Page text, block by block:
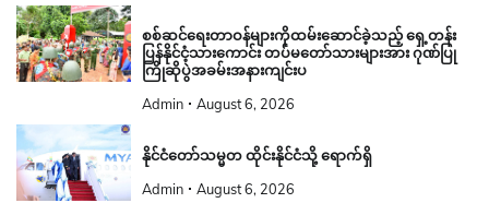
စစ်ဆင်ရေးတာဝန်များကိုထမ်းဆောင်ခဲ့သည့် ရှေ့တန်း
ပြန်နိုင်ငံ့သားကောင်း တပ်မတော်သားများအား ဂုဏ်ပြု
ကြိုဆိုပွဲအခမ်းအနားကျင်းပ
Admin August 6, 2026
နိုင်ငံတော်သမ္မတ ထိုင်းနိုင်ငံသို့ ရောက်ရှိ
Admin August 6, 2026